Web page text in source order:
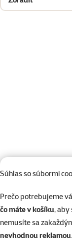
Súhlas so súbormi
Prečo potrebujeme
čo máte v košíku, aby
nemusíte sa
nevhodnou reklamou.
Chovateľské